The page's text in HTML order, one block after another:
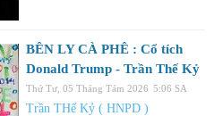
BÊN LY CÀ PHÊ : Cổ tích
Donald Trump - Trần Thế Kỷ
Thứ Tư, 05 Tháng Tám 2026 5:06 SA
Trần THế Kỷ ( HNPD )